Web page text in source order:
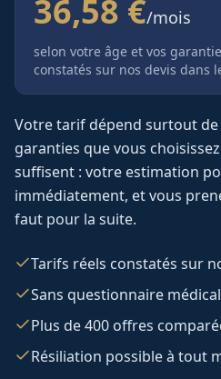
36,58 €/mois
selon votre âge et vos
constatés sur nos devis dans
Votre tarif dépend surtout de
garanties que vous
suffisent : votre estimation
immédiatement, et vous
faut pour la suite.
Tarifs réels constatés sur
Sans questionnaire
Plus de 400 offres
Résiliation possible à tout